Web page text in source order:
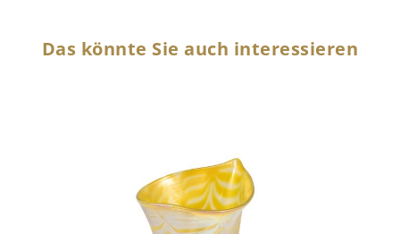
Das könnte Sie auch interessieren